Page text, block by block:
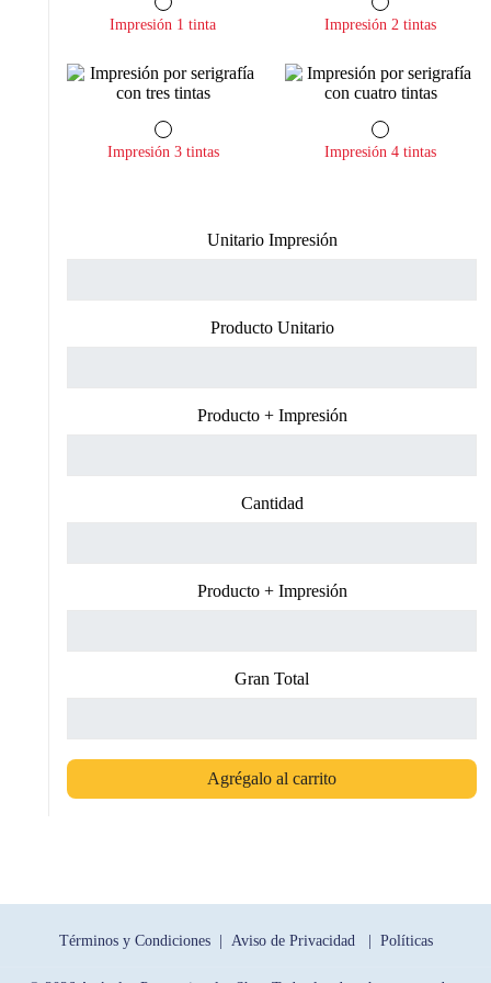
Impresión 1 tinta Impresión 2 tintas
Impresión 3 tintas Impresión 4 tintas
Unitario Impresión
Producto Unitario
Producto + Impresión
Cantidad
Producto + Impresión
Gran Total
Agrégalo al carrito
Términos y Condiciones | Aviso de Privacidad | Políticas